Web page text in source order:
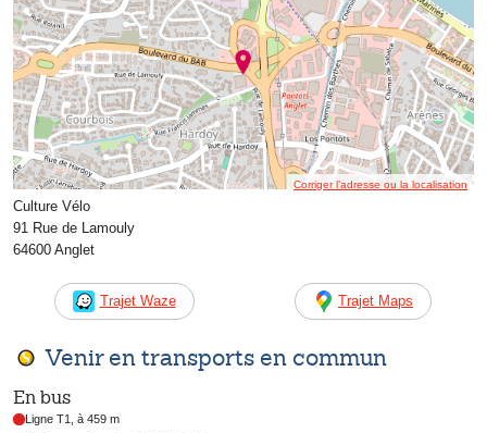
Corriger l’adresse ou la localisation
Culture Vélo
91 Rue de Lamouly
64600 Anglet
Trajet Waze Trajet Maps
Venir en transports en commun
En bus
Ligne T1, à 459 m